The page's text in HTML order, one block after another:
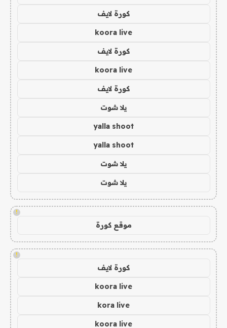
كورة لايف
koora live
كورة لايف
koora live
كورة لايف
يلا شوت
yalla shoot
yalla shoot
يلا شوت
يلا شوت
!
موقع كورة
!
كورة لايف
koora live
kora live
koora live